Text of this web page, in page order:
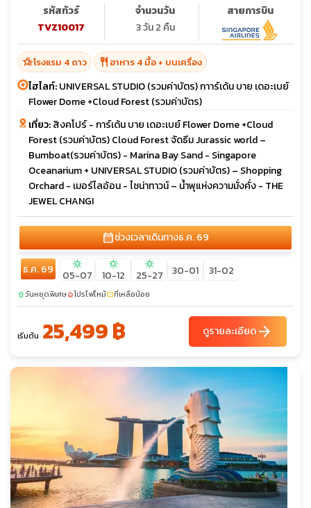
รหัสทัวร์
TVZ10017
จำนวนวัน
3 วัน 2 คืน
สายการบิน
hotel_classโรงแรม 4 ดาว restaurant อาหาร 4 มื้อ + บนเครื่อง
ไฮไลท์:UNIVERSAL STUDIO (รวมค่าบัตร) กาาร์เด้น บาย เดอะเบย์
Flower Dome +Cloud Forest (รวมค่าบัตร)
เที่ยว:สิงคโปร์ - การ์เด้น บาย เดอะเบย์ Flower Dome +Cloud
Forest (รวมค่าบัตร) Cloud Forest จัดธีม Jurassic world –
Bumboat(รวมค่าบัตร) - Marina Bay Sand - Singapore
Oceanarium + UNIVERSAL STUDIO (รวมค่าบัตร) – Shopping
Orchard - เมอร์ไลอ้อน - ไชน่าทาวน์ – น้ำพุแห่งความมั่งคั่ง - THE
JEWEL CHANGI
calendar_monthช่วงเวลาเดินทางธ.ค. 69
ธ.ค. 69 sunny
05-07
sunny
10-12
sunny
25-27 30-01 31-02
sunnyวันหยุดพิเศษlocal_fire_departmentโปรไฟไหม้confirmation_numberที่เหลือน้อย
เริ่มต้น 25,499 ฿ ดูรายละเอียดarrow_forward